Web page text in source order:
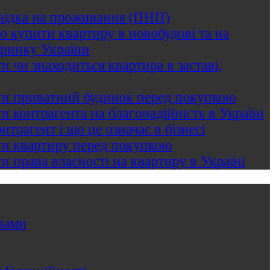
на проживання (ПНП)
купити квартиру в новобудові та на
України
чи знаходиться квартира в заставі,
приватний будинок перед покупкою
контрагента на благонадійність в Україні
і що це означає в бізнесі
квартиру перед покупкою
права власності на квартиру в Україні